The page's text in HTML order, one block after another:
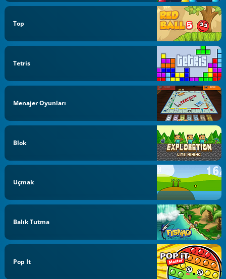
Top
Tetris
Menajer Oyunları
Blok
Uçmak
Balık Tutma
Pop It